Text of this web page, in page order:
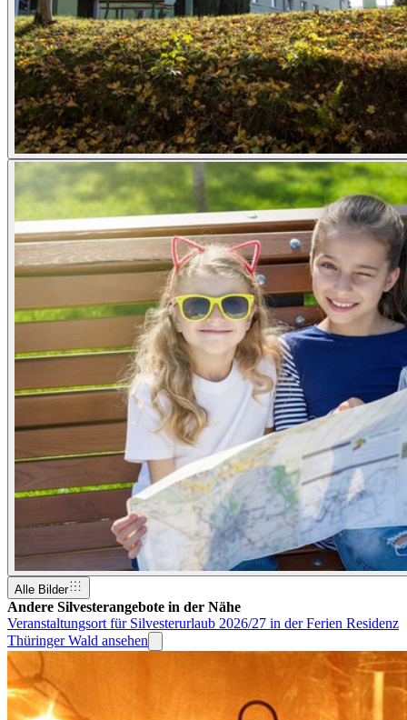
Alle Bilder
Andere Silvesterangebote in der Nähe
Veranstaltungsort für Silvesterurlaub 2026/27 in der Ferien Residenz
Thüringer Wald ansehen